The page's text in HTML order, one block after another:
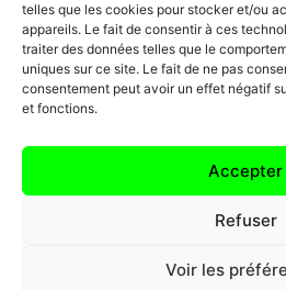
telles que les cookies pour stocker et/ou
appareils. Le fait de consentir à ces
traiter des données telles que le
uniques sur ce site. Le fait de ne pas
consentement peut avoir un effet négatif
et fonctions.
Accepter
Refuser
Voir les
Mentions Légales
Conditions Générales de Vente
Informations Cookies